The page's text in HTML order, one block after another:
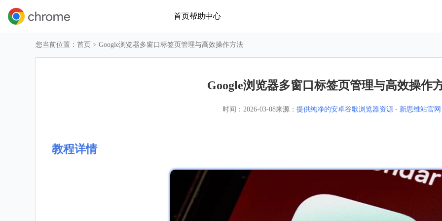
首页帮助中心
您当前位置： 首页 > Google浏览器多窗口标签页管理与高效操作方法
Google浏览器多窗口标签页管理与高效操作
时间： 2026-03-08来源： 提供纯净的安卓谷歌浏览器资源 - 新思维站官网
教程详情